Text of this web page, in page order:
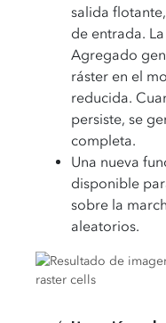
salida
de entrada.
Agregado
ráster en el
reducida.
persiste, se
completa.
Una nueva
disponible
sobre la
aleatorios.